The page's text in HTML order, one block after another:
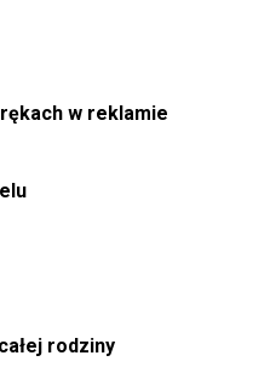
w reklamie
rodziny